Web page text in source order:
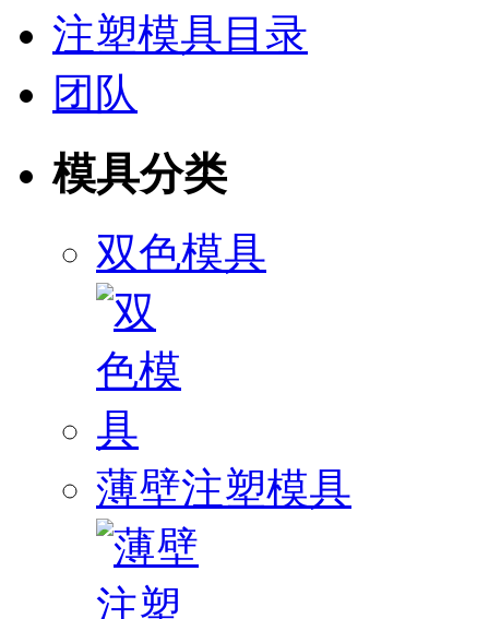
注塑模具目录
团队
模具分类
双色模具
薄壁注塑模具